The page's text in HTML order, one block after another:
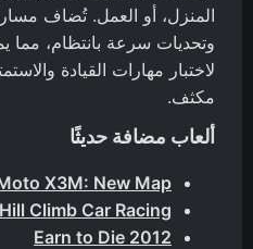
المنزل، أو العمل. تُضاف
وتحديات سرعة بانتظام، مما
لاختبار مهارات القيادة
مكثف.
ألعاب مضافة حديثًا
X3M: New Map
Hill Climb Car Racing
Earn to Die 2012